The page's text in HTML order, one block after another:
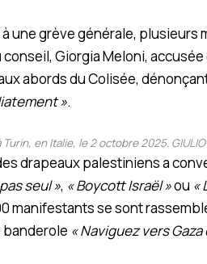
une grève générale, plusieurs
Giorgia Meloni, accusée
abords du Colisée,
».
en Italie, le 2 octobre 2025.
drapeaux palestiniens a
seul », « Boycott Israël »ou «
manifestants se sont
« Naviguez vers